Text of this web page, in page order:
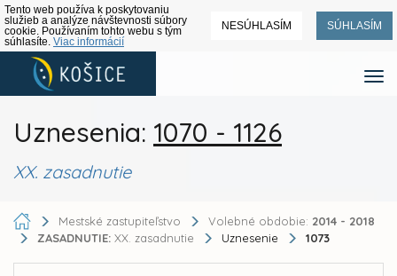
Tento web používa k poskytovaniu
služieb a analýze návštevnosti súbory
cookie. Používaním tohto webu s tým
súhlasíte. Viac informácií
NESÚHLASÍM SÚHLASÍM
Uznesenia: 1070 - 1126
XX. zasadnutie
Mestské zastupiteľstvo Volebné obdobie: 2014 - 2018
ZASADNUTIE: XX. zasadnutie Uznesenie 1073